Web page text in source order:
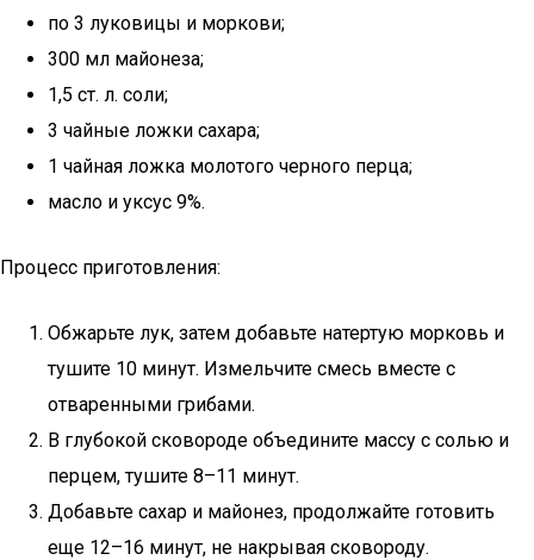
по 3 луковицы и моркови;
300 мл майонеза;
1,5 ст. л. соли;
3 чайные ложки сахара;
1 чайная ложка молотого черного перца;
масло и уксус 9%.
Процесс приготовления:
Обжарьте лук, затем добавьте натертую морковь и
тушите 10 минут. Измельчите смесь вместе с
отваренными грибами.
В глубокой сковороде объедините массу с солью и
перцем, тушите 8–11 минут.
Добавьте сахар и майонез, продолжайте готовить
еще 12–16 минут, не накрывая сковороду.